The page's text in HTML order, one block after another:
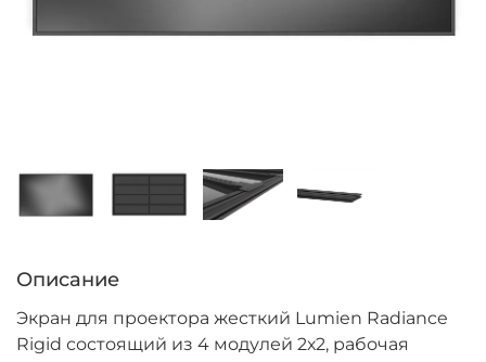
Описание
Экран для проектора жесткий Lumien Radiance
Rigid состоящий из 4 модулей 2х2, рабочая